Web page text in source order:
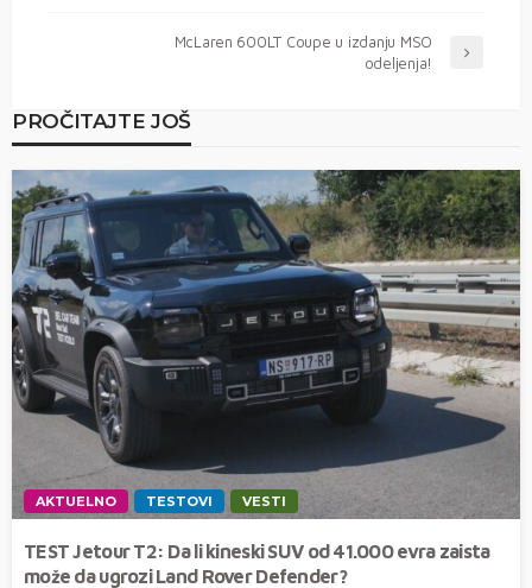
McLaren 600LT Coupe u izdanju MSO
odeljenja!
PROČITAJTE JOŠ
AKTUELNO TESTOVI VESTI
TEST Jetour T2: Da li kineski SUV od 41.000 evra zaista
može da ugrozi Land Rover Defender?